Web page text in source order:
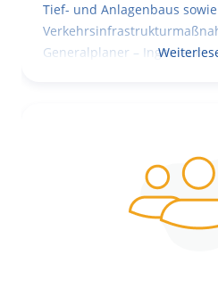
Tief- und Anlagenbaus
Generalplaner – Ingenieure